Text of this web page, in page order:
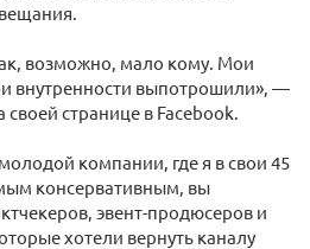
возможно, мало кому. Мои
внутренности выпотрошили», —
странице в Facebook.
компании, где я в свои 45
консервативным, вы
эвент-продюсеров и
хотели вернуть каналу